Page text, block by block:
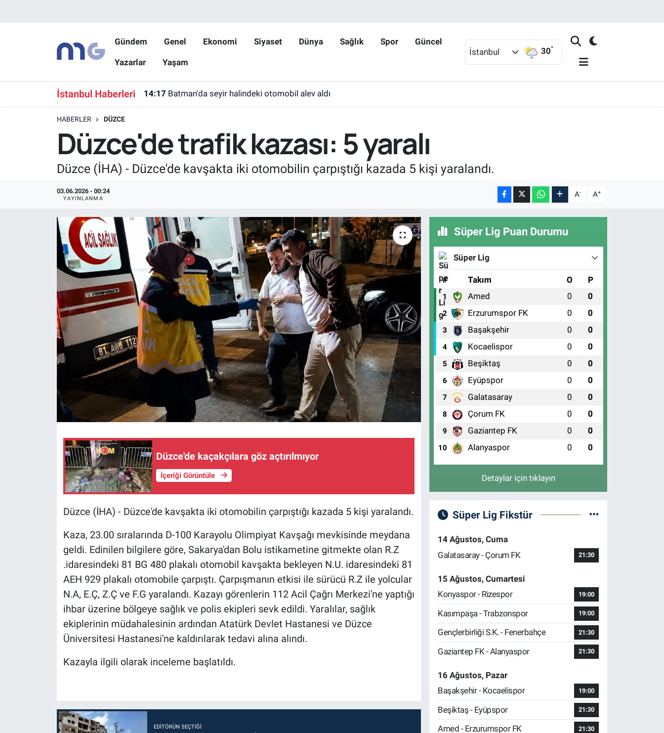
Gündem Genel Ekonomi Siyaset Dünya Sağlık Spor Güncel
Yazarlar Yaşam
İstanbul 30°
İstanbul Haberleri 14:17 Batman'da seyir halindeki otomobil alev aldı
HABERLER DÜZCE
Düzce'de trafik kazası: 5 yaralı
Düzce (İHA) - Düzce'de kavşakta iki otomobilin çarpıştığı kazada 5 kişi yaralandı.
03.06.2026 - 00:24
YAYINLANMA A- A+
Düzce'de kaçakçılara göz açtırılmıyor
İçeriği Görüntüle
Düzce (İHA) - Düzce'de kavşakta iki otomobilin çarpıştığı kazada 5 kişi yaralandı.
Kaza, 23.00 sıralarında D-100 Karayolu Olimpiyat Kavşağı mevkisinde meydana
geldi. Edinilen bilgilere göre, Sakarya'dan Bolu istikametine gitmekte olan R.Z
.idaresindeki 81 BG 480 plakalı otomobil kavşakta bekleyen N.U. idaresindeki 81
AEH 929 plakalı otomobile çarpıştı. Çarpışmanın etkisi ile sürücü R.Z ile yolcular
N.A, E.Ç, Z.Ç ve F.G yaralandı. Kazayı görenlerin 112 Acil Çağrı Merkezi'ne yaptığı
ihbar üzerine bölgeye sağlık ve polis ekipleri sevk edildi. Yaralılar, sağlık
ekiplerinin müdahalesinin ardından Atatürk Devlet Hastanesi ve Düzce
Üniversitesi Hastanesi'ne kaldırılarak tedavi alına alındı.
Kazayla ilgili olarak inceleme başlatıldı.
EDITÖRÜN SEÇTIĞI
Süper Lig Puan Durumu
Süper Lig
# Takım O P
1 Amed 0 0
2 Erzurumspor FK 0 0
3 Başakşehir 0 0
4 Kocaelispor 0 0
5 Beşiktaş 0 0
6 Eyüpspor 0 0
7 Galatasaray 0 0
8 Çorum FK 0 0
9 Gaziantep FK 0 0
10 Alanyaspor 0 0
Detaylar için tıklayın
Süper Lig Fikstür
14 Ağustos, Cuma
Galatasaray - Çorum FK
21:30
15 Ağustos, Cumartesi
Konyaspor - Rizespor
19:00
Kasımpaşa - Trabzonspor 19:00
Gençlerbirliği S.K. - Fenerbahçe 21:30
Gaziantep FK - Alanyaspor 21:30
16 Ağustos, Pazar
Başakşehir - Kocaelispor
19:00
Beşiktaş - Eyüpspor 21:30
Amed - Erzurumspor FK 21:30
Hava Durumu
İstanbul Namaz Vakitleri
Süper Lig Puan Durumu ve Fikstür
Tüm Manşetler
Son Dakika Haberleri